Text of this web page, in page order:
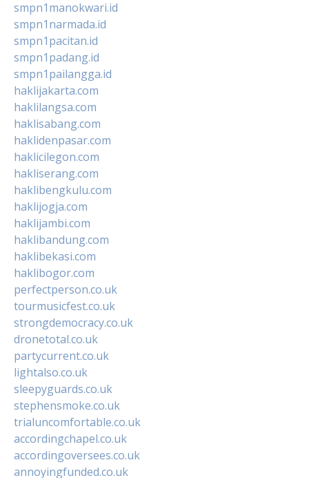
smpn1manokwari.id
smpn1narmada.id
smpn1pacitan.id
smpn1padang.id
smpn1pailangga.id
haklijakarta.com
haklilangsa.com
haklisabang.com
haklidenpasar.com
haklicilegon.com
hakliserang.com
haklibengkulu.com
haklijogja.com
haklijambi.com
haklibandung.com
haklibekasi.com
haklibogor.com
perfectperson.co.uk
tourmusicfest.co.uk
strongdemocracy.co.uk
dronetotal.co.uk
partycurrent.co.uk
lightalso.co.uk
sleepyguards.co.uk
stephensmoke.co.uk
trialuncomfortable.co.uk
accordingchapel.co.uk
accordingoversees.co.uk
annoyingfunded.co.uk